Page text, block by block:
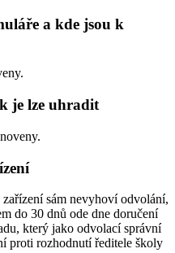
a kde jsou k
je lze uhradit
sám nevyhoví odvolání,
do 30 dnů ode dne doručení
který jako odvolací správní
proti rozhodnutí ředitele školy